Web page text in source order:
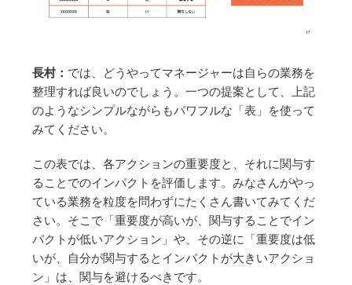
長村： では、どうやってマネージャーは自らの業務を
整理すれば良いのでしょう。一つの提案として、上記
のようなシンプルながらもパワフルな「表」を使って
みてください。
この表では、各アクションの重要度と、それに関与す
ることでのインパクトを評価します。みなさんがやっ
ている業務を粒度を問わずにたくさん書いてみてくだ
さい。そこで「重要度が高いが、関与することでイン
パクトが低いアクション」や、その逆に「重要度は低
いが、自分が関与するとインパクトが大きいアクショ
ン」は、関与を避けるべきです。